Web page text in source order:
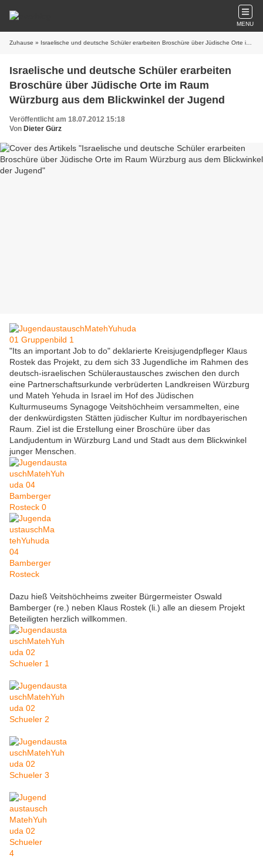
MENU
Zuhause » Israelische und deutsche Schüler erarbeiten Broschüre über Jüdische Orte im Raum Würzburg aus dem Blickwinkel der Jugend
Israelische und deutsche Schüler erarbeiten
Broschüre über Jüdische Orte im Raum
Würzburg aus dem Blickwinkel der Jugend
Veröffentlicht am 18.07.2012 15:18
Von Dieter Gürz
"Its an important Job to do" deklarierte Kreisjugendpfleger Klaus
Rostek das Projekt, zu dem sich 33 Jugendliche im Rahmen des
deutsch-israelischen Schüleraustausches zwischen den durch
eine Partnerschaftsurkunde verbrüderten Landkreisen Würzburg
und Mateh Yehuda in Israel im Hof des Jüdischen
Kulturmuseums Synagoge Veitshöchheim versammelten, eine
der denkwürdigsten Stätten jüdischer Kultur im nordbayerischen
Raum. Ziel ist die Erstellung einer Broschüre über das
Landjudentum in Würzburg Land und Stadt aus dem Blickwinkel
junger Menschen.
Dazu hieß Veitshöchheims zweiter Bürgermeister Oswald
Bamberger (re.) neben Klaus Rostek (li.) alle an diesem Projekt
Beteiligten herzlich willkommen.